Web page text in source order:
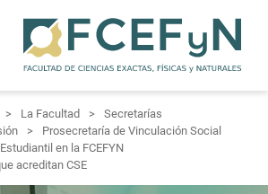
La Facultad
Secretarías
Prosecretaría de Vinculación Social
en la FCEFYN
acreditan CSE